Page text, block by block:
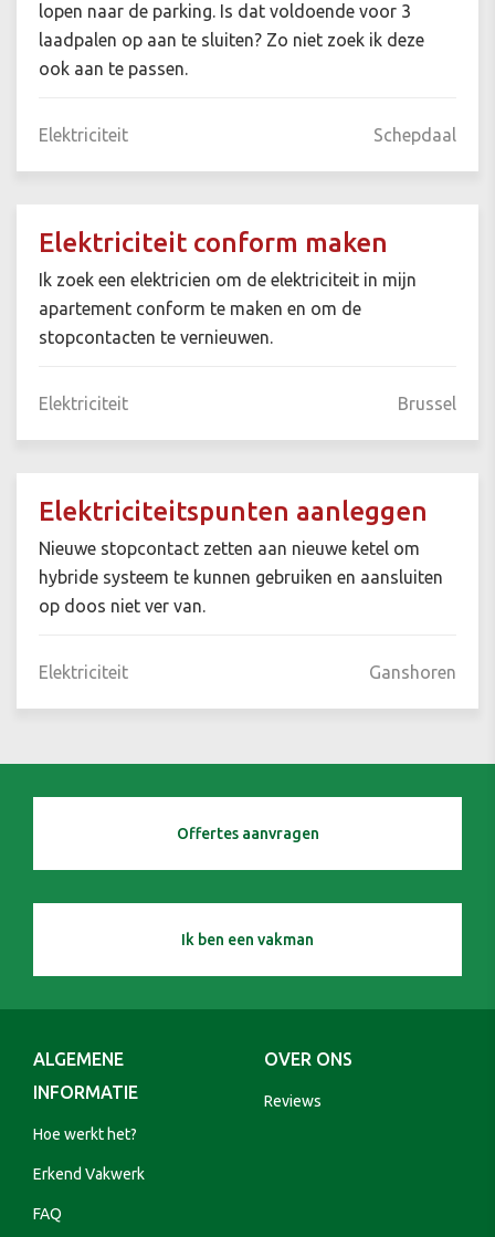
lopen naar de parking. Is dat voldoende voor 3
laadpalen op aan te sluiten? Zo niet zoek ik deze
ook aan te passen.
Elektriciteit Schepdaal
Elektriciteit conform maken
Ik zoek een elektricien om de elektriciteit in mijn
apartement conform te maken en om de
stopcontacten te vernieuwen.
Elektriciteit Brussel
Elektriciteitspunten aanleggen
Nieuwe stopcontact zetten aan nieuwe ketel om
hybride systeem te kunnen gebruiken en aansluiten
op doos niet ver van.
Elektriciteit Ganshoren
Offertes aanvragen
Ik ben een vakman
ALGEMENE
INFORMATIE
Hoe werkt het?
Erkend Vakwerk
FAQ
OVER ONS
Reviews